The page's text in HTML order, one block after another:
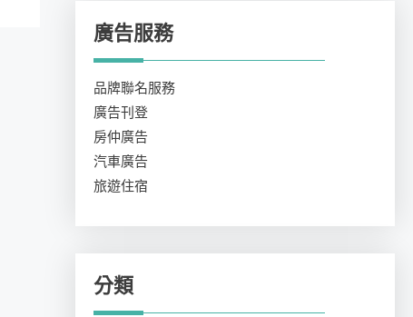
廣告服務
品牌聯名服務
廣告刊登
房仲廣告
汽車廣告
旅遊住宿
分類